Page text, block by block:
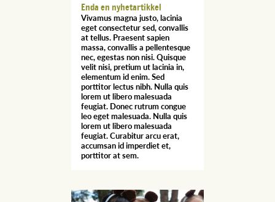
Enda en nyhetartikkel
Vivamus magna justo, lacinia
eget consectetur sed, convallis
at tellus. Praesent sapien
massa, convallis a pellentesque
nec, egestas non nisi. Quisque
velit nisi, pretium ut lacinia in,
elementum id enim. Sed
porttitor lectus nibh. Nulla quis
lorem ut libero malesuada
feugiat. Donec rutrum congue
leo eget malesuada. Nulla quis
lorem ut libero malesuada
feugiat. Curabitur arcu erat,
accumsan id imperdiet et,
porttitor at sem.